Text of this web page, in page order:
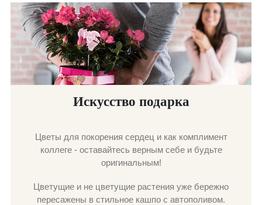
Искусство подарка
Цветы для покорения сердец и как комплимент
коллеге - оставайтесь верным себе и будьте
оригинальным!
Цветущие и не цветущие растения уже бережно
пересажены в стильное кашпо с автополивом.